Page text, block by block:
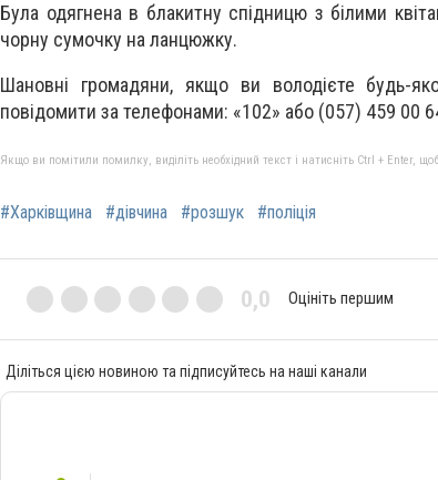
Була одягнена в блакитну спідницю з білими
чорну сумочку на ланцюжку.
Шановні громадяни, якщо ви володієте будь-
повідомити за телефонами: «102» або (057) 459 00
Якщо ви помітили помилку, виділіть необхідний текст і натисніть Ctrl + Enter,
#Харківщина #дівчина #розшук #поліція
0,0 Оцініть першим
Діліться цією новиною та підписуйтесь на наші канали